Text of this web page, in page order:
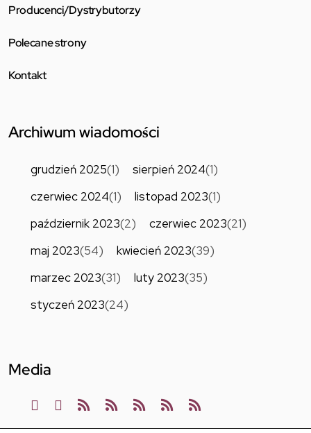
Producenci/Dystrybutorzy
Polecane strony
Kontakt
Archiwum wiadomości
grudzień 2025(1) sierpień 2024(1)
czerwiec 2024(1) listopad 2023(1)
październik 2023(2) czerwiec 2023(21)
maj 2023(54) kwiecień 2023(39)
marzec 2023(31) luty 2023(35)
styczeń 2023(24)
Media